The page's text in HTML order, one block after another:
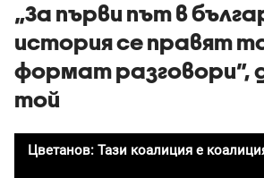
„За първи път в
история се правят
формат разговори”,
той